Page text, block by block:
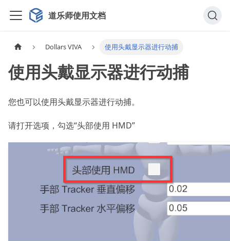
道乐师使用文档
Dollars VIVA 使用头戴显示器进行动捕
使用头戴显示器进行动捕
您也可以使用头戴显示器进行动捕。
请打开选项，勾选“头部使用 HMD”